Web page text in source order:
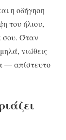
η οδήγηση
του ήλιου,
σου. Όταν
νιώθεις
— απίστευτο